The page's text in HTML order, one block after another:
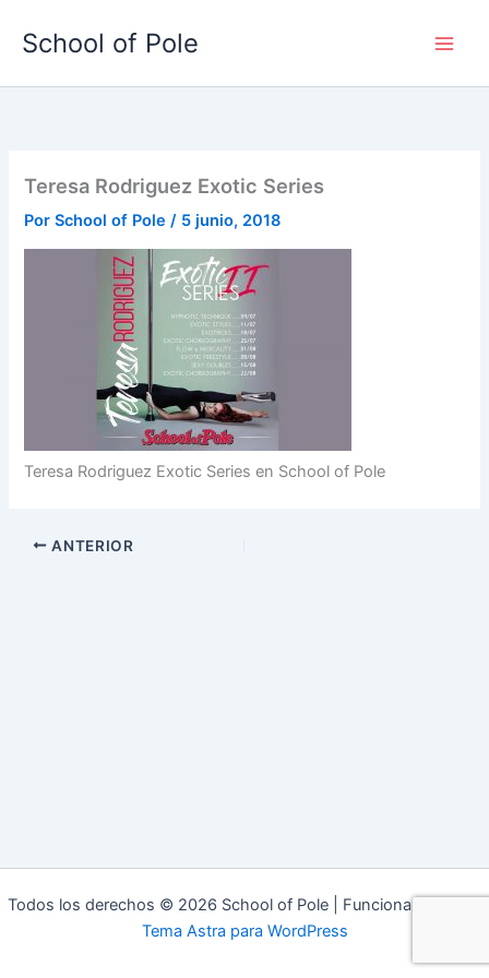
School of Pole
Teresa Rodriguez Exotic Series
PorSchool of Pole/ 5 junio, 2018
Teresa Rodriguez Exotic Series en School of Pole
ANTERIOR
Todos los derechos © 2026 School of Pole | Funciona gracias a
Tema Astra para WordPress